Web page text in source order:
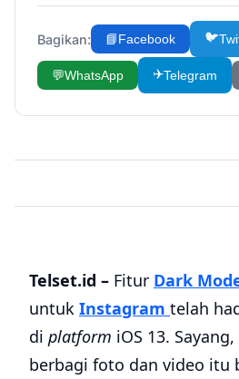
Bagikan: 📘Facebook 🐦
💬WhatsApp ✈️Telegram
Telset.id – Fitur Dark
untuk Instagram telah
di platform iOS 13.
berbagi foto dan video itu